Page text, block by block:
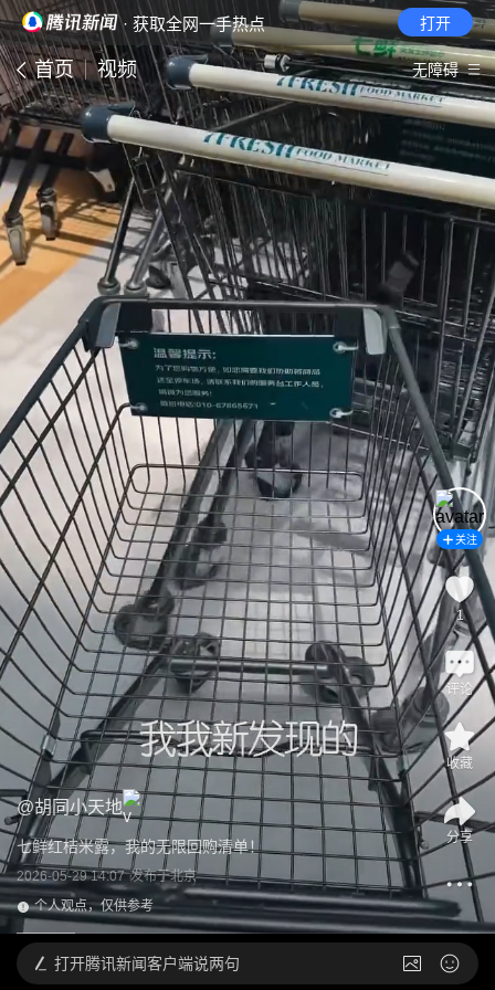
· 获取全网一手热点 打开
首页 视频 无障碍
@胡同小天地
七鲜红桔米露，我的无限回购清单！
2026-05-29 14:07 发布于北京
个人观点，仅供参考
关注
1
评论
收藏
分享
打开腾讯新闻客户端说两句